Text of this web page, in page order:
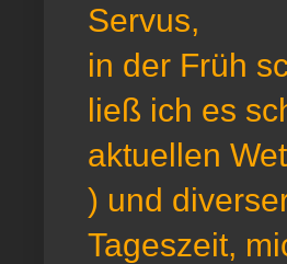
Servus,
in der Früh
ließ ich es
aktuellen
) und
Tageszeit,